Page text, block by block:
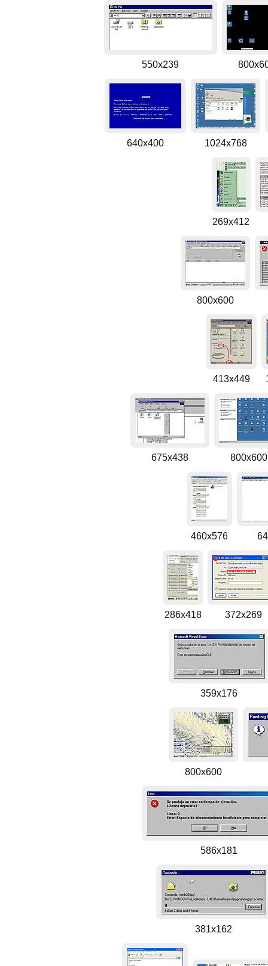
550x239
640x400 1024x768
269x412
800x600
413x449
675x438 800x600
460x576
286x418 372x269
359x176
800x600
586x181
381x162